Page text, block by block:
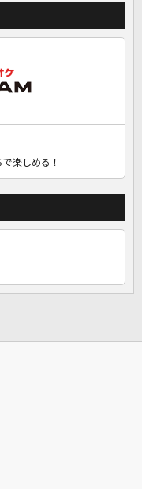
にも！
楽しめる！